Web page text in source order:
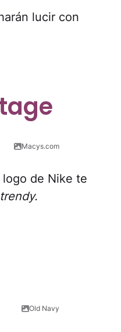
lucir con
Macys.com
de Nike te
trendy.
Old Navy